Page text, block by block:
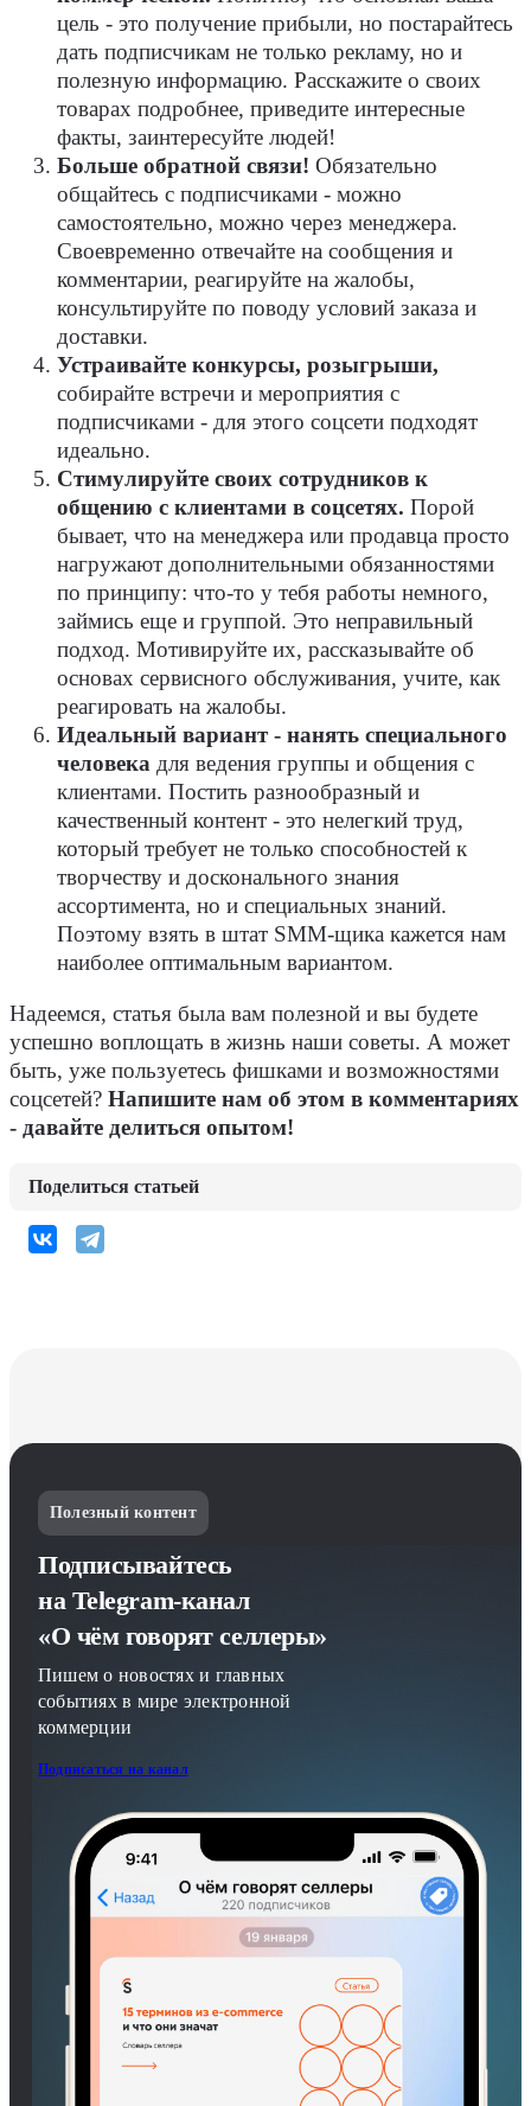
цель - это получение прибыли, но постарайтесь
дать подписчикам не только рекламу, но и
полезную информацию. Расскажите о своих
товарах подробнее, приведите интересные
факты, заинтересуйте людей!
Больше обратной связи! Обязательно
общайтесь с подписчиками - можно
самостоятельно, можно через менеджера.
Своевременно отвечайте на сообщения и
комментарии, реагируйте на жалобы,
консультируйте по поводу условий заказа и
доставки.
Устраивайте конкурсы, розыгрыши,
собирайте встречи и мероприятия с
подписчиками - для этого соцсети подходят
идеально.
Стимулируйте своих сотрудников к
общению с клиентами в соцсетях. Порой
бывает, что на менеджера или продавца просто
нагружают дополнительными обязанностями
по принципу: что-то у тебя работы немного,
займись еще и группой. Это неправильный
подход. Мотивируйте их, рассказывайте об
основах сервисного обслуживания, учите, как
реагировать на жалобы.
Идеальный вариант - нанять специального
человека для ведения группы и общения с
клиентами. Постить разнообразный и
качественный контент - это нелегкий труд,
который требует не только способностей к
творчеству и досконального знания
ассортимента, но и специальных знаний.
Поэтому взять в штат SMM-щика кажется нам
наиболее оптимальным вариантом.
Надеемся, статья была вам полезной и вы будете
успешно воплощать в жизнь наши советы. А может
быть, уже пользуетесь фишками и возможностями
соцсетей? Напишите нам об этом в комментариях
- давайте делиться опытом!
Поделиться статьей
Полезный контент
Подписывайтесь
на Telegram-канал
«О чём говорят селлеры»
Пишем о новостях и главных
событиях в мире электронной
коммерции
Подписаться на канал